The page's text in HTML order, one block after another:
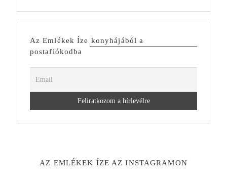
Az Emlékek Íze konyhájából a
postafiókodba
AZ EMLÉKEK ÍZE AZ INSTAGRAMON